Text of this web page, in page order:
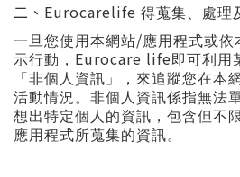
二 、 Eurocarelife 得蒐集、處理
一旦您使用本網站/應用程式或依
示行動， Eurocare life即可利用
「非個人資訊」，來追蹤您在本
活動情況。非個人資訊係指無法
想出特定個人的資訊，包含但不
應用程式所蒐集的資訊。